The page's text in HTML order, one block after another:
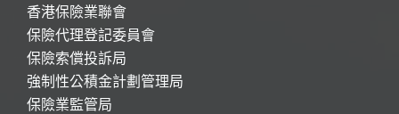
香港保險業聯會
保險代理登記委員會
保險索償投訴局
強制性公積金計劃管理局
保險業監管局